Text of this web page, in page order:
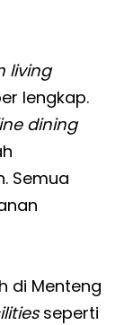
living
lengkap.
dining
Semua
di Menteng
seperti